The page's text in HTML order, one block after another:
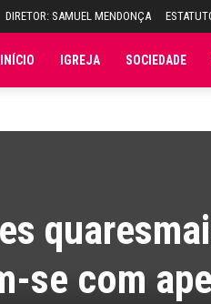
DIRETOR: SAMUEL MENDONÇA
INÍCIO IGREJA SOCIEDADE
se com